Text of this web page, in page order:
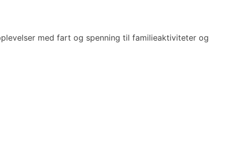
med fart og spenning til familieaktiviteter og